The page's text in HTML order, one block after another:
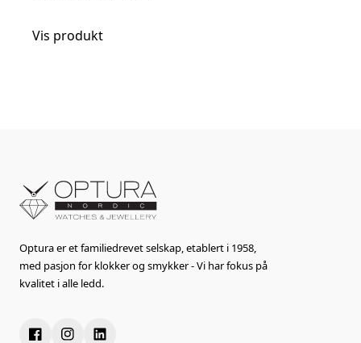
Vis produkt
Optura er et familiedrevet selskap, etablert i 1958,
med pasjon for klokker og smykker - Vi har fokus på
kvalitet i alle ledd.